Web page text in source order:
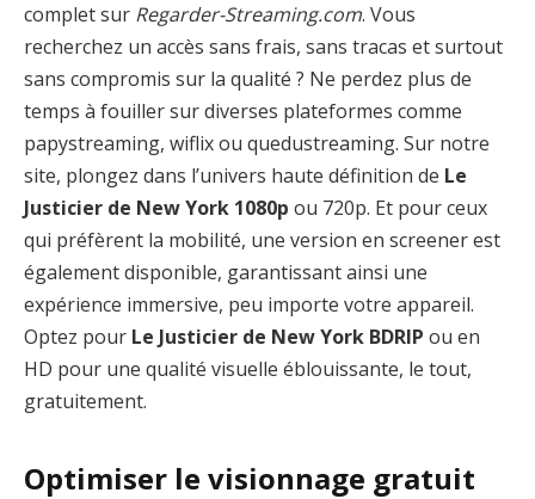
complet sur Regarder-Streaming.com. Vous
recherchez un accès sans frais, sans tracas et surtout
sans compromis sur la qualité ? Ne perdez plus de
temps à fouiller sur diverses plateformes comme
papystreaming, wiflix ou quedustreaming. Sur notre
site, plongez dans l’univers haute définition de Le
Justicier de New York 1080p ou 720p. Et pour ceux
qui préfèrent la mobilité, une version en screener est
également disponible, garantissant ainsi une
expérience immersive, peu importe votre appareil.
Optez pour Le Justicier de New York BDRIP ou en
HD pour une qualité visuelle éblouissante, le tout,
gratuitement.
Optimiser le visionnage gratuit